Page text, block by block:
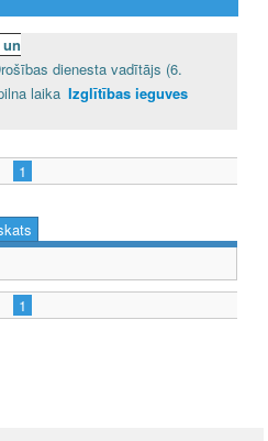
dienesta vadītājs (6.
laika Izglītības ieguves
1
1